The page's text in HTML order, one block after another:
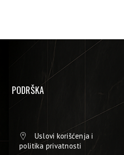
PODRŠKA
Uslovi korišćenja i
politika privatnosti